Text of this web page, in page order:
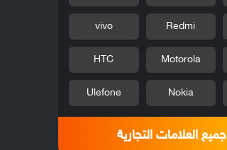
Redmi
vivo
Motorola
HTC
Nokia
Ulefone
جميع العلامات التجارية